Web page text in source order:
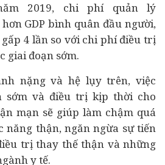
2019, chi phí quản lý
GDP bình quân đầu người,
4 lần so với chi phí điều trị
giai đoạn sớm.
nặng và hệ lụy trên, việc
sớm và điều trị kịp thời cho
mạn sẽ giúp làm chậm quá
năng thận, ngăn ngừa sự tiến
trị thay thế thận và những
y tế.